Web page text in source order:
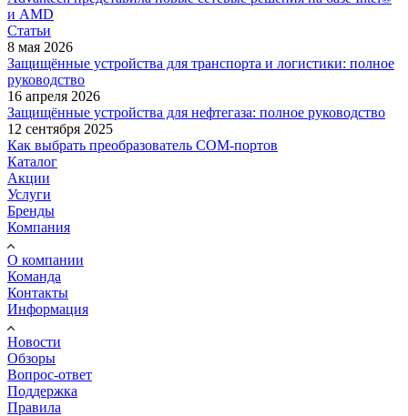
и AMD
Статьи
8 мая 2026
Защищённые устройства для транспорта и логистики: полное
руководство
16 апреля 2026
Защищённые устройства для нефтегаза: полное руководство
12 сентября 2025
Как выбрать преобразователь COM-портов
Каталог
Акции
Услуги
Бренды
Компания
О компании
Команда
Контакты
Информация
Новости
Обзоры
Вопрос-ответ
Поддержка
Правила